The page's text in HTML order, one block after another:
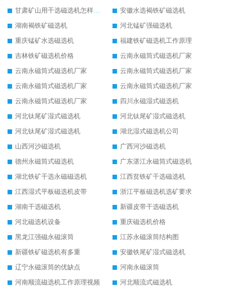
甘肃矿山用干选磁选机怎样调磁
安徽水选褐铁矿磁选机
湖南褐铁矿磁选机
河北锰矿强磁选机
重庆锰矿水选磁选机
福建铁矿磁选机工作原理
吉林铁矿磁选机价格
云南永磁筒式磁选机厂家
云南永磁筒式磁选机厂家
云南永磁筒式磁选机厂家
云南永磁筒式磁选机厂家
云南永磁筒式磁选机厂家
云南永磁筒式磁选机厂家
四川永磁湿式磁选机
河北钛尾矿湿式磁选机
河北钛尾矿湿式磁选机
河北钛尾矿湿式磁选机
湖北湿式磁选机公司
山西河沙磁选机
广西河沙磁选机
德州永磁筒式磁选机
广东湛江永磁筒式磁选机
湖北铁矿干选永磁磁选机
江西贫铁矿干选磁选机
江西湿式平板磁选机皮带
浙江平板磁选机选矿要求
湖南干选磁选机
新疆皮带干选磁选机
河北磁选机设备
重庆磁选机价格
黑龙江强磁永磁滚筒
江苏永磁滚筒结构图
新疆铁矿磁选机有多重
安徽铁尾矿湿式磁选机
辽宁永磁滚筒的优缺点
河南永磁滚筒
河南顺流磁选机工作原理视频
河北顺流式磁选机